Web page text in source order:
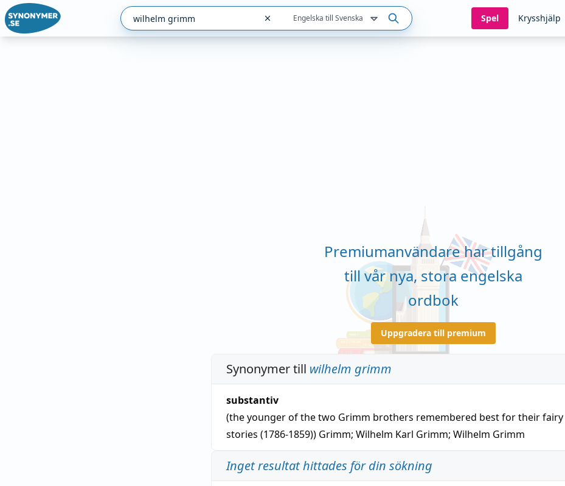
Engelska till Svenska Spel Krysshjälp
Premiumanvändare har tillgång
till vår nya, stora engelska
ordbok
Uppgradera till premium
Synonymer till wilhelm grimm
substantiv
(the younger of the two Grimm brothers remembered best for their fairy
stories (1786-1859)) Grimm; Wilhelm Karl Grimm; Wilhelm Grimm
Inget resultat hittades för din sökning